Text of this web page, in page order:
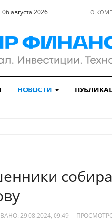
06 августа 2026 О
НОВОСТИ
29.08.2024, 09:49